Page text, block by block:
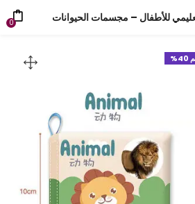
للأطفال – مجسمات الحيوانات 0